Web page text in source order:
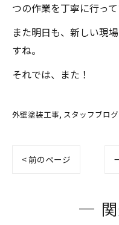
つの作業を丁寧に行って
また明日も、新しい現
すね。
それでは、また！
外壁塗装工事 スタッフブログ
< 前のページ